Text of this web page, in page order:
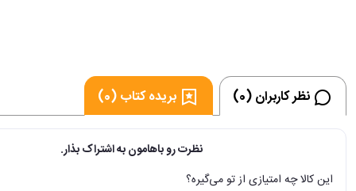
نظر کاربران (0) بریده کتاب (0)
نظرت رو باهامون به اشتراک بذار.
این کالا چه امتیازی از تو می‌گیره؟